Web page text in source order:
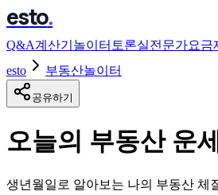
esto.
Q&A계산기 놀이터 토론실전문가요금
esto 부동산놀이터
공유하기
오늘의 부동산 운
생년월일로 알아보는 나의 부동산 체